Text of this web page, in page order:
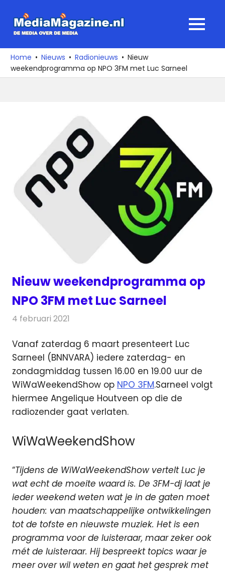
naar
media
over
de
MENU
Home Nieuws Radionieuws
Nieuw
weekendprogramma op NPO 3FM met Luc Sarneel
Nieuw weekendprogramma op
NPO 3FM met Luc Sarneel
4 februari 2021
Vanaf zaterdag 6 maart presenteert Luc
Sarneel (BNNVARA) iedere zaterdag- en
zondagmiddag tussen 16.00 en 19.00 uur de
WiWaWeekendShow op NPO 3FM.Sarneel volgt
hiermee Angelique Houtveen op die de
radiozender gaat verlaten.
WiWaWeekendShow
“Tijdens de WiWaWeekendShow vertelt Luc je
wat echt de moeite waard is. De 3FM-dj laat je
ieder weekend weten wat je in de gaten moet
houden: van maatschappelijke ontwikkelingen
tot de tofste en nieuwste muziek. Het is een
programma voor de luisteraar, maar zeker ook
mét de luisteraar. Hij bespreekt topics waar je
meer over wil weten en gaat het gesprek met